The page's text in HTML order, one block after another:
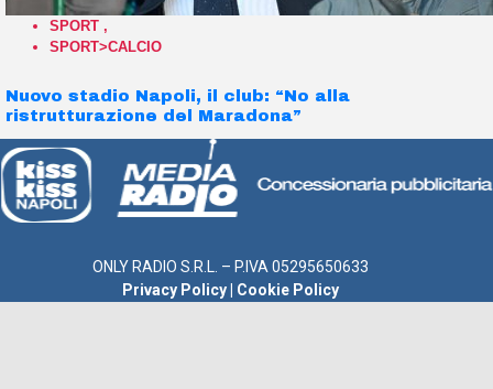
SPORT ,
SPORT>CALCIO
Nuovo stadio Napoli, il club: “No alla
ristrutturazione del Maradona”
ONLY RADIO S.R.L. – P.IVA 05295650633
Privacy Policy
Cookie Policy